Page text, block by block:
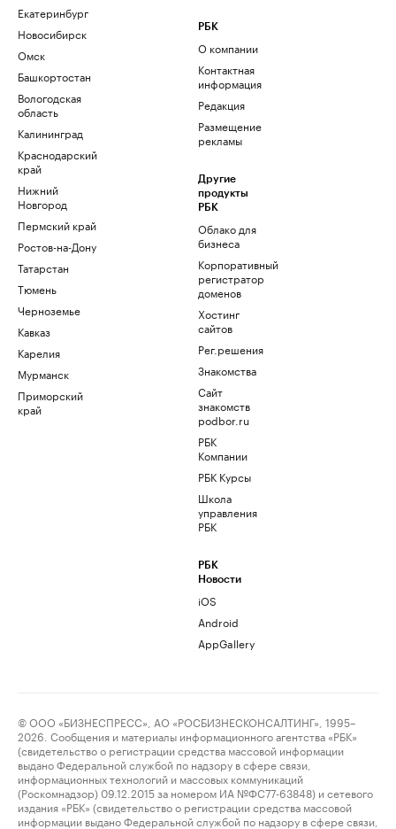
Екатеринбург
Новосибирск
Омск
Башкортостан
Вологодская
область
Калининград
Краснодарский
край
Нижний
Новгород
Пермский край
Ростов-на-Дону
Татарстан
Тюмень
Черноземье
Кавказ
Карелия
Мурманск
Приморский
край
РБК
О компании
Контактная
информация
Редакция
Размещение
рекламы
Другие
продукты
РБК
Облако для
бизнеса
Корпоративный
регистратор
доменов
Хостинг
сайтов
Рег.решения
Знакомства
Сайт
знакомств
podbor.ru
РБК
Компании
РБК Курсы
Школа
управления
РБК
РБК
Новости
iOS
Android
AppGallery
© ООО «БИЗНЕСПРЕСС», АО «РОСБИЗНЕСКОНСАЛТИНГ», 1995–
2026. Сообщения и материалы информационного агентства «РБК»
(свидетельство о регистрации средства массовой информации
выдано Федеральной службой по надзору в сфере связи,
информационных технологий и массовых коммуникаций
(Роскомнадзор) 09.12.2015 за номером ИА №ФС77-63848) и сетевого
издания «РБК» (свидетельство о регистрации средства массовой
информации выдано Федеральной службой по надзору в сфере связи,